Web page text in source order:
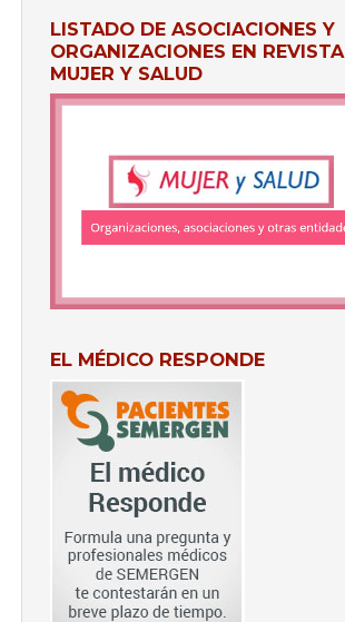
LISTADO DE ASOCIACIONES Y
ORGANIZACIONES EN REVISTA
MUJER Y SALUD
EL MÉDICO RESPONDE